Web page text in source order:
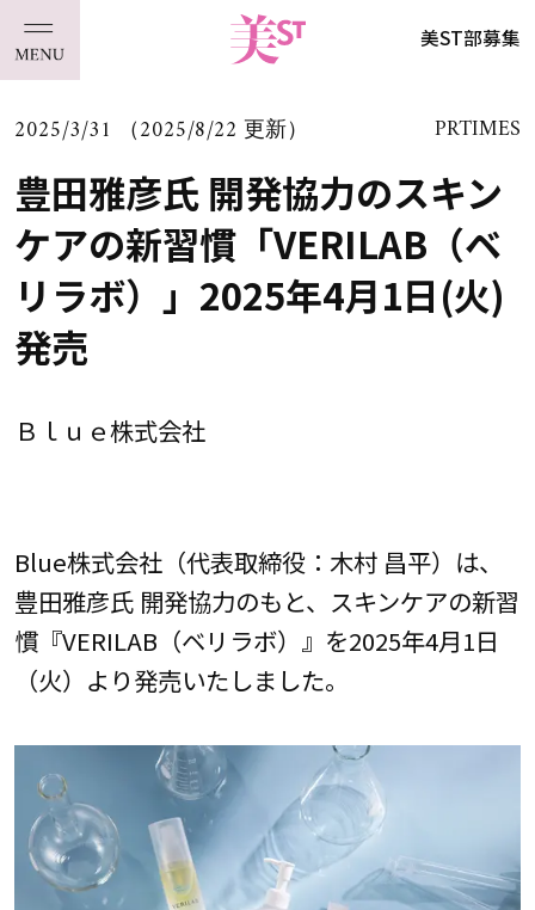
美ST部募集
2025/3/31 （2025/8/22 更新） PRTIMES
豊田雅彦氏 開発協力のスキン
ケアの新習慣「VERILAB（ベ
リラボ）」2025年4月1日(火)
発売
Ｂｌｕｅ株式会社
Blue株式会社（代表取締役：木村 昌平）は、
豊田雅彦氏 開発協力のもと、スキンケアの新習
慣『VERILAB（ベリラボ）』を2025年4月1日
（火）より発売いたしました。